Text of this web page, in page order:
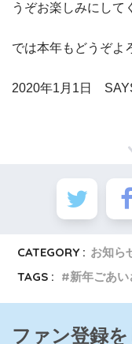
うぞお楽しみにして
では本年もどうぞよ
2020年1月1日
CATEGORY : お知ら
TAGS :
新年ごあい
ファン登録